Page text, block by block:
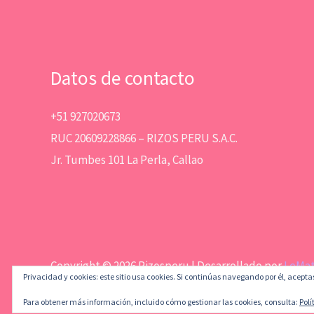
Datos de contacto
+51 927020673
RUC 20609228866 – RIZOS PERU S.A.C.
Jr. Tumbes 101 La Perla, Callao
Copyright © 2026 Rizosperu | Desarrollado por
Privacidad y cookies: este sitio usa cookies. Si continúas navegando por él,
Para obtener más información, incluido cómo gestionar las cookies, consulta: